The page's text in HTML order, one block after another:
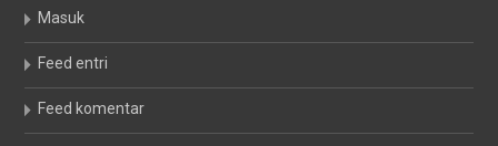
Masuk
Feed entri
Feed komentar